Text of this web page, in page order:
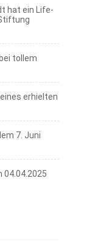
hat ein Life-
tollem
erhielten
7. Juni
04.04.2025